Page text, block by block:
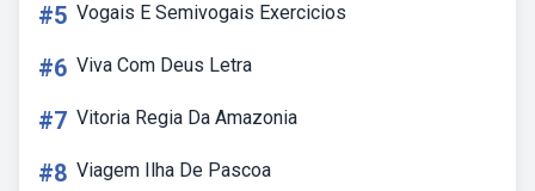
#5 Vogais E Semivogais Exercicios
#6 Viva Com Deus Letra
#7 Vitoria Regia Da Amazonia
#8 Viagem Ilha De Pascoa